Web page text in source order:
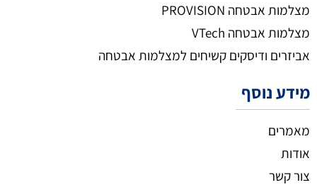
מצלמות אבטחה PROVISION
מצלמות אבטחה VTech
אביזרים ודיסקים קשיחים למצלמות אבטחה
מידע נוסף
מאמרים
אודות
צור קשר